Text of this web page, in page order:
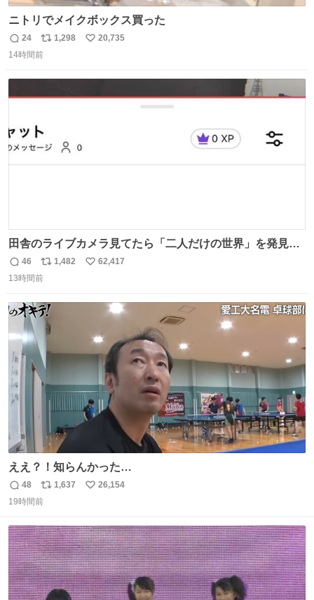
ニトリでメイクボックス買った
返
信
24
リ
ポ
1,298
い
20,735
14時間前
田舎のライブカメラ見てたら「二人だけの世界」を発見し
た
返
信
46
リ
ポ
ト
数
1,482
い
62,417
13時間前
ええ？！知らんかった…
返
信
48
リ
ポ
ト
数
1,637
い
数
26,154
19時間前